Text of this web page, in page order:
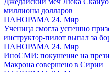
миллионы долларов
ПАНОРАМА 24. Мир
Ученица смогла успешно
инструктор-пилот выпал за
ПАНОРАМА 24. Мир
ИноСМИ: покушение на
Макрона совершено в Сирии